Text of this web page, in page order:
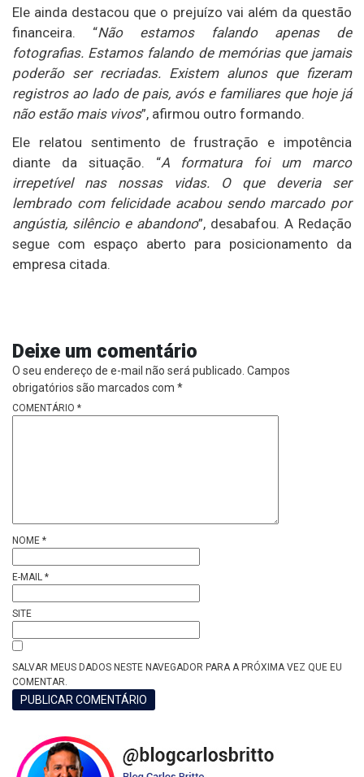
Ele ainda destacou que o prejuízo vai além da questão
financeira. “Não estamos falando apenas de
fotografias. Estamos falando de memórias que jamais
poderão ser recriadas. Existem alunos que fizeram
registros ao lado de pais, avós e familiares que hoje já
não estão mais vivos”, afirmou outro formando.
Ele relatou sentimento de frustração e impotência
diante da situação. “A formatura foi um marco
irrepetível nas nossas vidas. O que deveria ser
lembrado com felicidade acabou sendo marcado por
angústia, silêncio e abandono”, desabafou. A Redação
segue com espaço aberto para posicionamento da
empresa citada.
Deixe um comentário
O seu endereço de e-mail não será publicado. Campos
obrigatórios são marcados com *
COMENTÁRIO *
NOME *
E-MAIL *
SITE
SALVAR MEUS DADOS NESTE NAVEGADOR PARA A PRÓXIMA VEZ QUE EU
COMENTAR.